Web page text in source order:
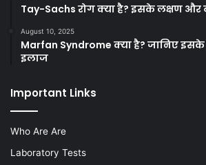
Tay-Sachs रोग क्या है? इसके लक्षण और
August 10, 2025
Marfan Syndrome क्या है? जानिए
इलाज
Important Links
Who Are Are
Laboratory Tests